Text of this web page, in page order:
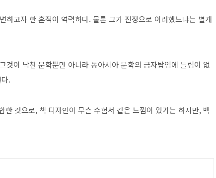
하고자 한 흔적이 역력하다. 물론 그가 진정으로 이러했느냐는 별개
것이 낙천 문학뿐만 아니라 동아시아 문학의 금자탑임에 틀림이 없
.
것으로, 책 디자인이 무슨 수험서 같은 느낌이 있기는 하지만, 백